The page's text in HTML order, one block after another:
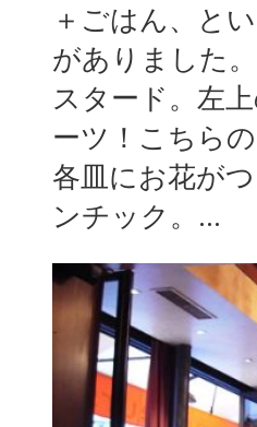
＋ごはん、と
がありました
スタード。左
ーツ！こちら
各皿にお花が
ンチック。...